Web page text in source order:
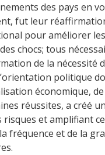
des pays en
fut leur
pour améliorer
chocs; tous
de la nécessité
politique
économique,
réussites, a créé
et amplifiant
fréquence et de la